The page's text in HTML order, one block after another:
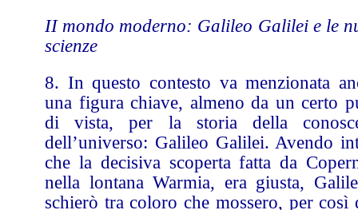
II mondo moderno: Galileo Galilei e le
scienze
8. In questo contesto va menzionata
una figura chiave, almeno da un certo
di vista, per la storia della
dell’universo: Galileo Galilei. Avendo
che la decisiva scoperta fatta da
nella lontana Warmia, era giusta,
schierò tra coloro che mossero, per così